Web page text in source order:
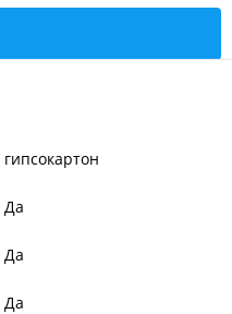
гипсокартон
Да
Да
Да